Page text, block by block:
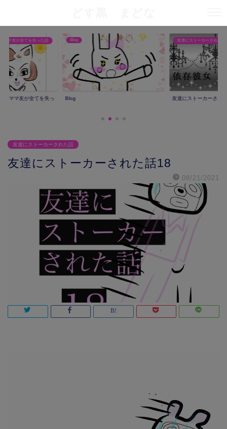
ママ友が全てを失った話
りママ友が全てを失っ
Blog
Blog
友達にストーカーされた話
友達にストーカーされ
友達にストーカーされた話
友達にストーカーされた話18
08/21/2021